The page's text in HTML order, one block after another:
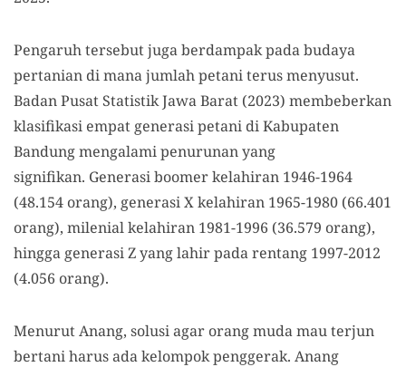
Pengaruh tersebut juga berdampak pada budaya
pertanian di mana jumlah petani terus menyusut.
Badan Pusat Statistik Jawa Barat (2023) membeberkan
klasifikasi empat generasipetani di Kabupaten
Bandungmengalami penurunan yang
signifikan. Generasiboomer kelahiran 1946-1964
(48.154 orang), generasi X kelahiran 1965-1980 (66.401
orang), milenial kelahiran 1981-1996 (36.579 orang),
hingga generasi Z yang lahir pada rentang 1997-2012
(4.056 orang).
Menurut Anang, solusi agar orangmudamauterjun
bertaniharus adakelompokpenggerak. Anang